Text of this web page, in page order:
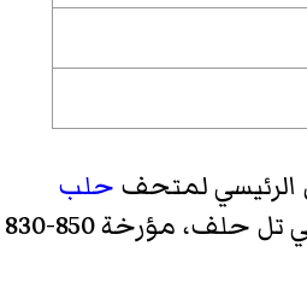
لمتحف حلب
مؤرخة 850-830 ق.م